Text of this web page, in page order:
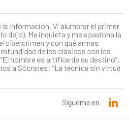
información. Vi alumbrar el primer
dejo). Me inquieta y me apasiona la
cibercrimen y con qué armas
de los clásicos con los
hombre es artífice de su destino”,
a Sócrates: “La técnica sin virtud
Sígueme en